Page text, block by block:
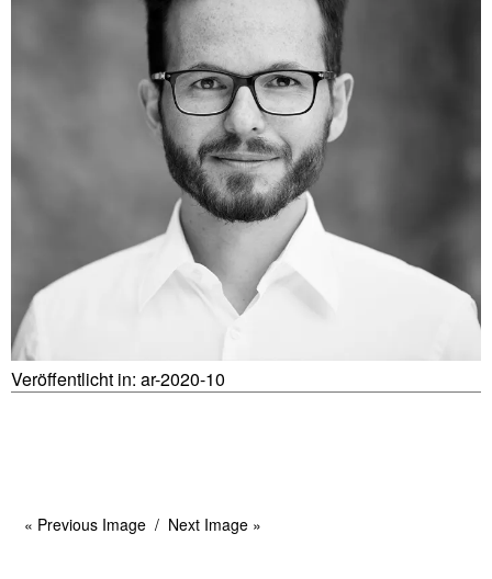
Veröffentlicht in: ar-2020-10
« Previous Image Next Image »